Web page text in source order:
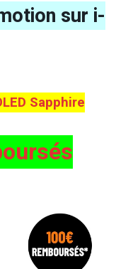
sur i-
Sapphire